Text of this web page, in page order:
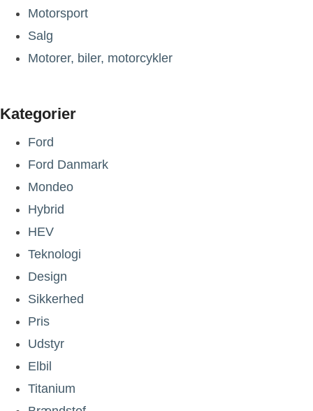
Motorsport
Salg
Motorer, biler, motorcykler
Kategorier
Ford
Ford Danmark
Mondeo
Hybrid
HEV
Teknologi
Design
Sikkerhed
Pris
Udstyr
Elbil
Titanium